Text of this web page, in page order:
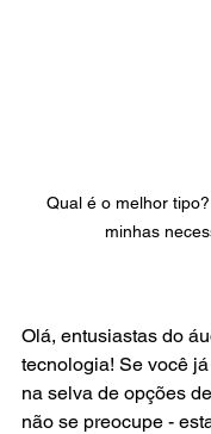
Qual é o melhor
minhas
Olá, entusiastas do
tecnologia! Se você
na selva de opções
não se preocupe -